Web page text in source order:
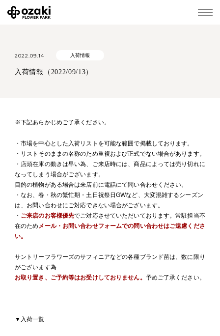
2022.09.14 入荷情報
入荷情報（2022/09/13）
※下記あらかじめご了承ください。
・市場を中心とした入荷リストを可能な範囲で掲載しております。
・リストそのままの名称のため重複および正式でない場合があります。
・店頭在庫の動きは早い為、ご来店時には、商品によっては売り切れに
なってしまう場合がございます。
目的の植物がある場合は来店前に電話にて問い合わせください。
・なお、春・秋の繁忙期・土日祝祭日GWなど、大変混雑するシーズン
は、お問い合わせにご対応できない場合がございます。
・ ご来店のお客様優先でご対応させていただいております。常駐担当不
在のため メール・お問い合わせフォームでの問い合わせはご遠慮くださ
い。
サントリーフラワーズのサフィニアなどの各種ブランド苗は、数に限り
がございます為
お取り置き、ご予約等はお受けしておりません。 予めご了承ください。
▼入荷一覧